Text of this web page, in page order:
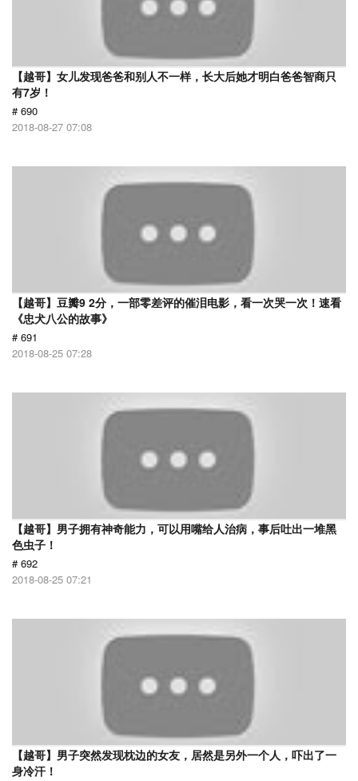
【越哥】女儿发现爸爸和别人不一样，长大后她才明白爸爸智商只
有7岁！
# 690
2018-08-27 07:08
【越哥】豆瓣9 2分，一部零差评的催泪电影，看一次哭一次！速看
《忠犬八公的故事》
# 691
2018-08-25 07:28
【越哥】男子拥有神奇能力，可以用嘴给人治病，事后吐出一堆黑
色虫子！
# 692
2018-08-25 07:21
【越哥】男子突然发现枕边的女友，居然是另外一个人，吓出了一
身冷汗！